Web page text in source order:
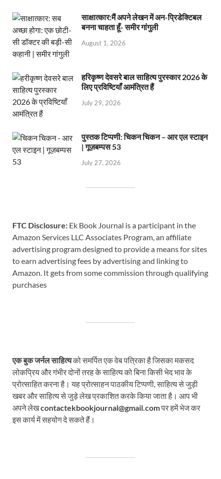
साक्षात्कार:मैं अपने लेखन में अन-प्रिडेक्टिबल
बनना चाहता हूँ- समीर गांगुली
August 1, 2026
हरिकृष्ण देवसरे बाल साहित्य पुरस्कार 2026 के
लिए प्रविष्टियाँ आमंत्रित हैं
July 29, 2026
पुस्तक टिप्पणी: चिकन चिकन – आर एल स्टाइन
| गूज़बम्पस 53
July 27, 2026
FTC Disclosure: Ek Book Journal is a participant in the
Amazon Services LLC Associates Program, an affiliate
advertising program designed to provide a means for sites
to earn advertising fees by advertising and linking to
Amazon. It gets from some commission through qualifying
purchases
एक बुक जर्नल साहित्यको समर्पित एक वेब पत्रिका है जिसका मकसद
लोकप्रिय और गंभीर दोनों तरह के साहित्य को बिना किसी भेद भाव के
प्रोत्साहित करना है। यह प्रोत्साहन पाठकीय टिप्पणी, साहित्य से जुड़ी
खबर और साहित्य से जुड़े लेख प्रकाशित करके किया जाता है। आप भी
अपने लेखcontactekbookjournal@gmail.comपर हमें भेज कर
इस कार्य में सहयोग दे सकते हैं।